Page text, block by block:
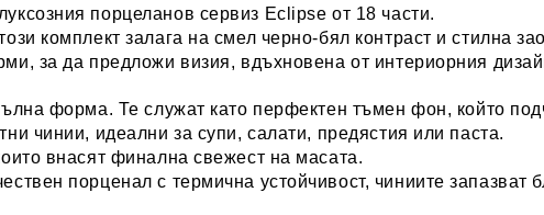
порцеланов сервиз Eclipse от 18 части.
комплект залага на смел черно-бял контраст и стилна
за да предложи визия, вдъхновена от интериорния
форма. Те служат като перфектен тъмен фон, който
чинии, идеални за супи, салати, предястия или паста.
внасят финална свежест на масата.
порценал с термична устойчивост, чиниите запазват